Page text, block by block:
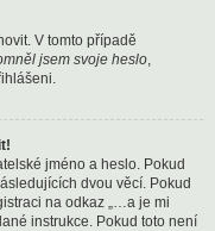
V tomto případě
jsem svoje heslo,
jméno a heslo. Pokud
dvou věcí. Pokud
na odkaz „…a je mi
instrukce. Pokud toto není